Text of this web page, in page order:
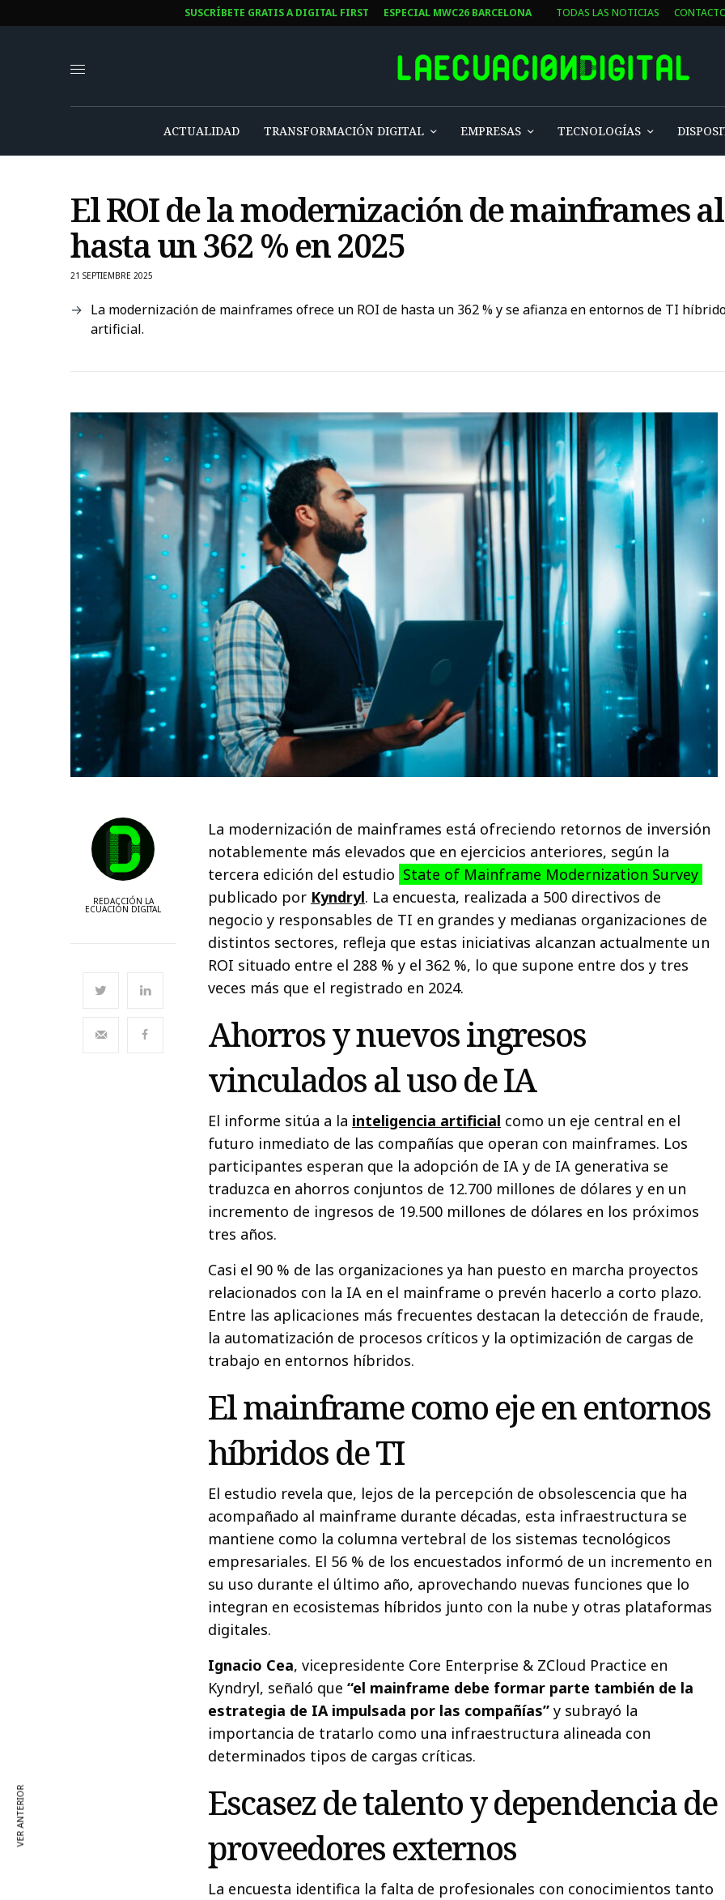
SUSCRÍBETE GRATIS A DIGITAL FIRST ESPECIAL MWC26 BARCELONA TODAS LAS NOTICIAS
ACTUALIDAD TRANSFORMACIÓN DIGITAL EMPRESAS TECNOLOGÍAS
El ROI de la modernización de mainframes
hasta un 362 % en 2025
21 SEPTIEMBRE 2025
La modernización de mainframes ofrece un ROI de hasta un 362 % y se afianza en entornos de TI
artificial.
REDACCIÓN LA
ECUACIÓN DIGITAL
La modernización de mainframes está ofreciendo retornos de inversión
notablemente más elevados que en ejercicios anteriores, según la
tercera edición del estudio State of Mainframe Modernization Survey
publicado por Kyndryl. La encuesta, realizada a 500 directivos de
negocio y responsables de TI en grandes y medianas organizaciones de
distintos sectores, refleja que estas iniciativas alcanzan actualmente un
ROI situado entre el 288 % y el 362 %, lo que supone entre dos y tres
veces más que el registrado en 2024.
Ahorros y nuevos ingresos
vinculados al uso de IA
El informe sitúa a la inteligencia artificial como un eje central en el
futuro inmediato de las compañías que operan con mainframes. Los
participantes esperan que la adopción de IA y de IA generativa se
traduzca en ahorros conjuntos de 12.700 millones de dólares y en un
incremento de ingresos de 19.500 millones de dólares en los próximos
tres años.
Casi el 90 % de las organizaciones ya han puesto en marcha proyectos
relacionados con la IA en el mainframe o prevén hacerlo a corto plazo.
Entre las aplicaciones más frecuentes destacan la detección de fraude,
la automatización de procesos críticos y la optimización de cargas de
trabajo en entornos híbridos.
El mainframe como eje en entornos
híbridos de TI
El estudio revela que, lejos de la percepción de obsolescencia que ha
acompañado al mainframe durante décadas, esta infraestructura se
mantiene como la columna vertebral de los sistemas tecnológicos
empresariales. El 56 % de los encuestados informó de un incremento en
su uso durante el último año, aprovechando nuevas funciones que lo
integran en ecosistemas híbridos junto con la nube y otras plataformas
digitales.
Ignacio Cea, vicepresidente Core Enterprise & ZCloud Practice en
Kyndryl, señaló que“el mainframe debe formar parte también de la
estrategia de IA impulsada por las compañías” y subrayó la
importancia de tratarlo como una infraestructura alineada con
determinados tipos de cargas críticas.
Escasez de talento y dependencia de
proveedores externos
La encuesta identifica la falta de profesionales con conocimientos tanto
VER ANTERIOR